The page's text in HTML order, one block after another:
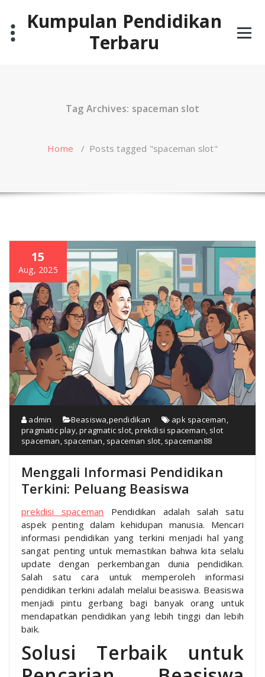
contentKumpulan Pendidikan
Terbaru
Tag Archives: spaceman slot
Home / Posts tagged "spaceman slot"
15
Aug, 2025
admin Beasiswa,pendidikan apk spaceman,
pragmatic play,pragmatic slot,prekdisi spaceman, slot
spaceman, spaceman, spaceman slot, spaceman88
Menggali Informasi Pendidikan
Terkini: Peluang Beasiswa
prekdisi spaceman Pendidikan adalah salah satu
aspek penting dalam kehidupan manusia. Mencari
informasi pendidikan yang terkini menjadi hal yang
sangat penting untuk memastikan bahwa kita selalu
update dengan perkembangan dunia pendidikan.
Salah satu cara untuk memperoleh informasi
pendidikan terkini adalah melalui beasiswa. Beasiswa
menjadi pintu gerbang bagi banyak orang untuk
mendapatkan pendidikan yang lebih tinggi dan lebih
baik.
Solusi Terbaik untuk